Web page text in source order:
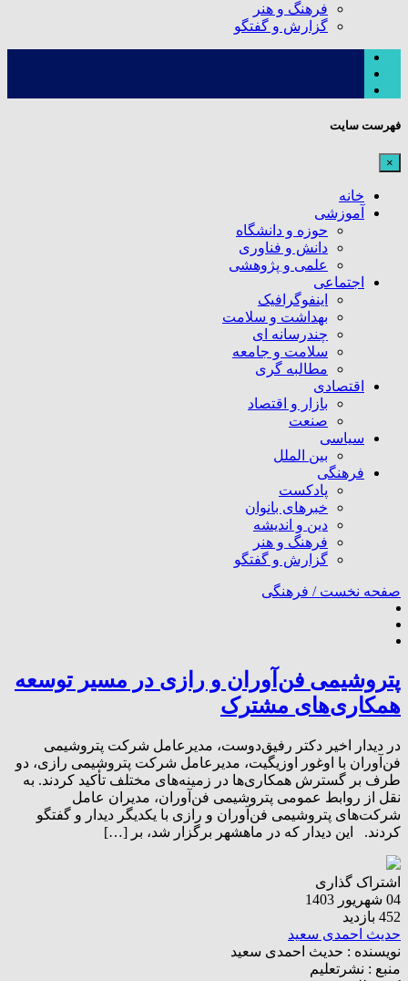
فرهنگ و هنر
گزارش و گفتگو
فهرست سایت
×
خانه
آموزشی
حوزه و دانشگاه
دانش و فناوری
علمی و پژوهشی
اجتماعی
اینفوگرافیک
بهداشت و سلامت
چندرسانه ای
سلامت و جامعه
مطالبه گری
اقتصادی
بازار و اقتصاد
صنعت
سیاسی
بین الملل
فرهنگی
پادکست
خبرهای بانوان
دین و اندیشه
فرهنگ و هنر
گزارش و گفتگو
صفحه نخست / فرهنگی
پتروشیمی فن‌آوران و رازی در مسیر توسعه
همکاری‌های مشترک
در دیدار اخیر دکتر رفیق‌دوست، مدیرعامل شرکت پتروشیمی
فن‌آوران با اوغور اوزیگیت، مدیرعامل شرکت پتروشیمی رازی، دو
طرف بر گسترش همکاری‌ها در زمینه‌های مختلف تأکید کردند. به
نقل از روابط عمومی پتروشیمی فن‌آوران، مدیران عامل
شرکت‌های پتروشیمی فن‌آوران و رازی با یکدیگر دیدار و گفتگو
کردند. این دیدار که در ماهشهر برگزار شد، بر […]
اشتراک گذاری
04 شهریور 1403
452 بازدید
حدیث احمدی سعید
نویسنده : حدیث احمدی سعید
منبع : نشرتعلیم